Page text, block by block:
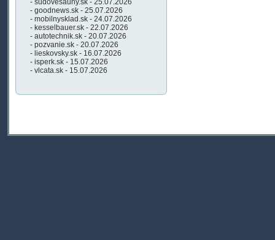
- sudovesauny.sk - 25.07.2026
- goodnews.sk - 25.07.2026
- mobilnysklad.sk - 24.07.2026
- kesselbauer.sk - 22.07.2026
- autotechnik.sk - 20.07.2026
- pozvanie.sk - 20.07.2026
- lieskovsky.sk - 16.07.2026
- isperk.sk - 15.07.2026
- vlcata.sk - 15.07.2026